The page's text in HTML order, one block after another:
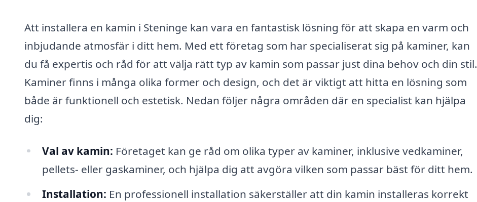
Att installera en kamin i Steninge kan vara en fantastisk lösning för att skapa en varm och
inbjudande atmosfär i ditt hem. Med ett företag som har specialiserat sig på kaminer, kan
du få expertis och råd för att välja rätt typ av kamin som passar just dina behov och din stil.
Kaminer finns i många olika former och design, och det är viktigt att hitta en lösning som
både är funktionell och estetisk. Nedan följer några områden där en specialist kan hjälpa
dig:
Val av kamin: Företaget kan ge råd om olika typer av kaminer, inklusive vedkaminer,
pellets- eller gaskaminer, och hjälpa dig att avgöra vilken som passar bäst för ditt hem.
Installation: En professionell installation säkerställer att din kamin installeras korrekt